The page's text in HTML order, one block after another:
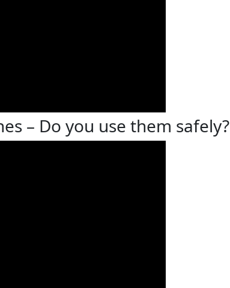
– Do you use them safely?